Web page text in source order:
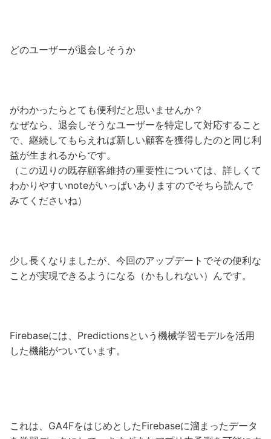
どのユーザーが退会しそうか
がわかったらとても便利だと思いませんか？
なぜなら、退会しそうなユーザーを特定して対応すること
で、継続してもらえれば新しい顧客を獲得したのと同じ利
益が生まれるからです。
（この辺りの既存顧客維持の重要性については、詳しくて
わかりやすいnoteがいっぱいありますのでそちら読んで
みてくださいね）
少し長くなりましたが、今回のアップデートでその便利な
ことが実現できるようになる（かもしれない）んです。
Firebaseには、Predictionsという機械学習モデルを活用
した機能がついています。
これは、GA4FをはじめとしたFirebaseに溜まったデータ